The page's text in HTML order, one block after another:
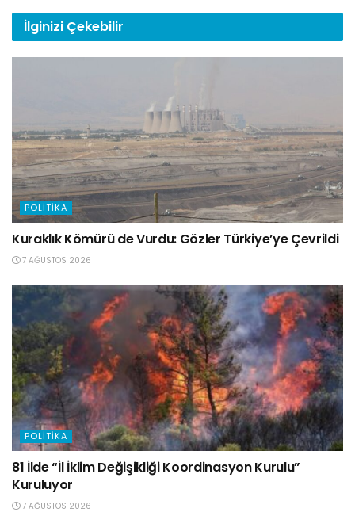
İlginizi Çekebilir
POLITIKA
Kuraklık Kömürü de Vurdu: Gözler Türkiye’ye Çevrildi
7 AĞUSTOS 2026
POLITIKA
81 İlde “İl İklim Değişikliği Koordinasyon Kurulu”
Kuruluyor
7 AĞUSTOS 2026